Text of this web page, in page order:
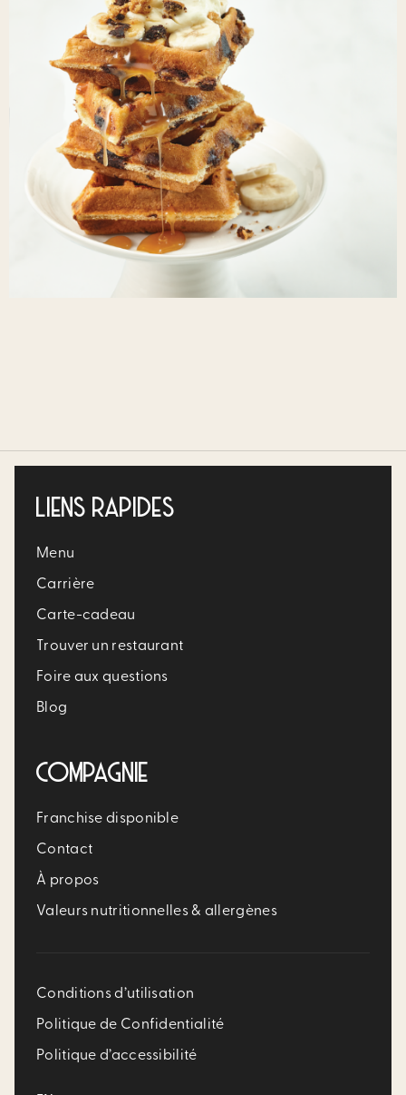
LIENS RAPIDES
Menu
Carrière​
Carte-cadeau
Trouver un restaurant​
Foire aux questions
Blog
COMPAGNIE
Franchise disponible
Contact
À propos
Valeurs nutritionnelles & allergènes
Conditions d’utilisation
Politique de Confidentialité
Politique d’accessibilité